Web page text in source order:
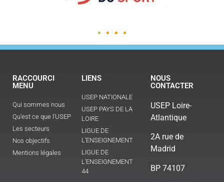
RACCOURCI
MENU
Qui sommes nous
Qu'est ce que l'USEP
Les secteurs
Nos objectifs
Mentions légales
LIENS
USEP NATIONALE
USEP PAYS DE LA
LOIRE
LIGUE DE
L'ENSEIGNEMENT
LIGUE DE
L'ENSEIGNEMENT
44
NOUS
CONTACTER
USEP Loire-
Atlantique
2A rue de
Madrid
BP 74107